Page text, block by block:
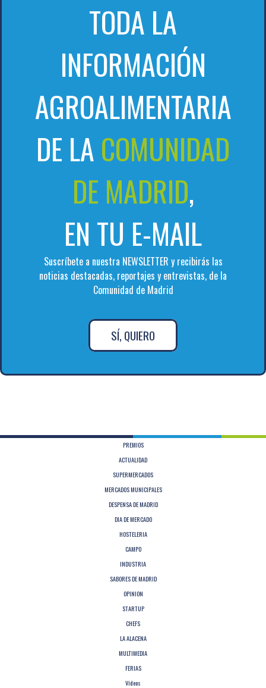
TODA LA
INFORMACIÓN
AGROALIMENTARIA
DE LACOMUNIDAD
DE MADRID,
EN TU E-MAIL
Suscríbete a nuestra NEWSLETTER y recibirás las
noticias destacadas, reportajes y entrevistas, de la
Comunidad de Madrid
SÍ, QUIERO
PREMIOS
ACTUALIDAD
SUPERMERCADOS
MERCADOS MUNICIPALES
DESPENSA DE MADRID
DIA DE MERCADO
HOSTELERIA
CAMPO
INDUSTRIA
SABORES DE MADRID
OPINION
STARTUP
CHEFS
LA ALACENA
MULTIMEDIA
FERIAS
Vídeos